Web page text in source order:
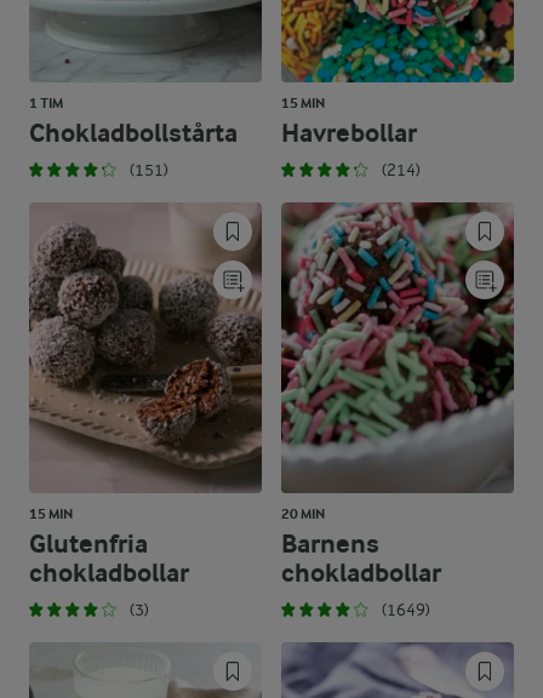
1 TIM
Chokladbollstårta
(151)
15 MIN
Havrebollar
(214)
15 MIN
Glutenfria
chokladbollar
(3)
20 MIN
Barnens
chokladbollar
(1649)